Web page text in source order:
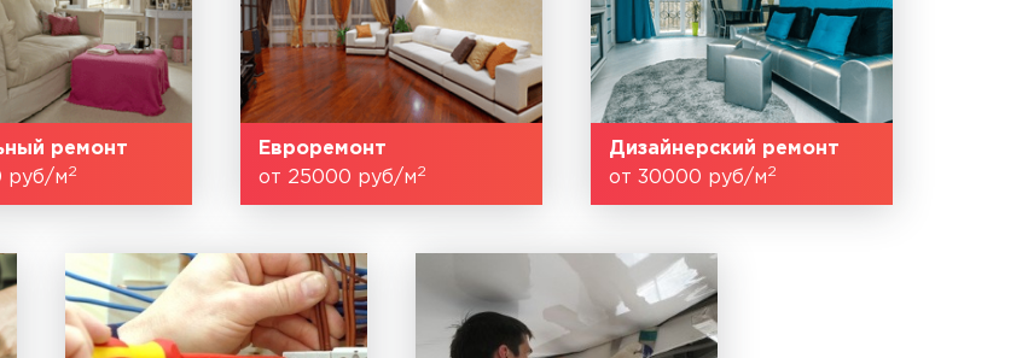
ремонт
руб/м2
Евроремонт
от 25000 руб/м2
Дизайнерский ремонт
от 30000 руб/м2